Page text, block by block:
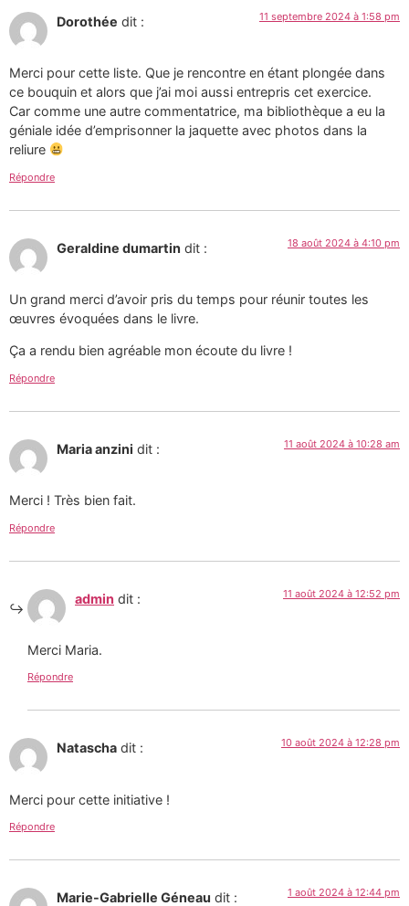
Dorothée dit : 11 septembre 2024 à 1:58 pm
Merci pour cette liste. Que je rencontre en étant plongée dans
ce bouquin et alors que j’ai moi aussi entrepris cet exercice.
Car comme une autre commentatrice, ma bibliothèque a eu la
géniale idée d’emprisonner la jaquette avec photos dans la
reliure
Répondre
Geraldine dumartin dit : 18 août 2024 à 4:10 pm
Un grand merci d’avoir pris du temps pour réunir toutes les
œuvres évoquées dans le livre.
Ça a rendu bien agréable mon écoute du livre !
Répondre
Maria anzini dit : 11 août 2024 à 10:28 am
Merci ! Très bien fait.
Répondre
admin dit : 11 août 2024 à 12:52 pm
Merci Maria.
Répondre
Natascha dit : 10 août 2024 à 12:28 pm
Merci pour cette initiative !
Répondre
Marie-Gabrielle Géneau dit : 1 août 2024 à 12:44 pm